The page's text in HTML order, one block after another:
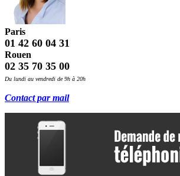
Paris
01 42 60 04 31
Rouen
02 35 70 35 00
Du lundi au vendredi de 9h à 20h
Contact par mail